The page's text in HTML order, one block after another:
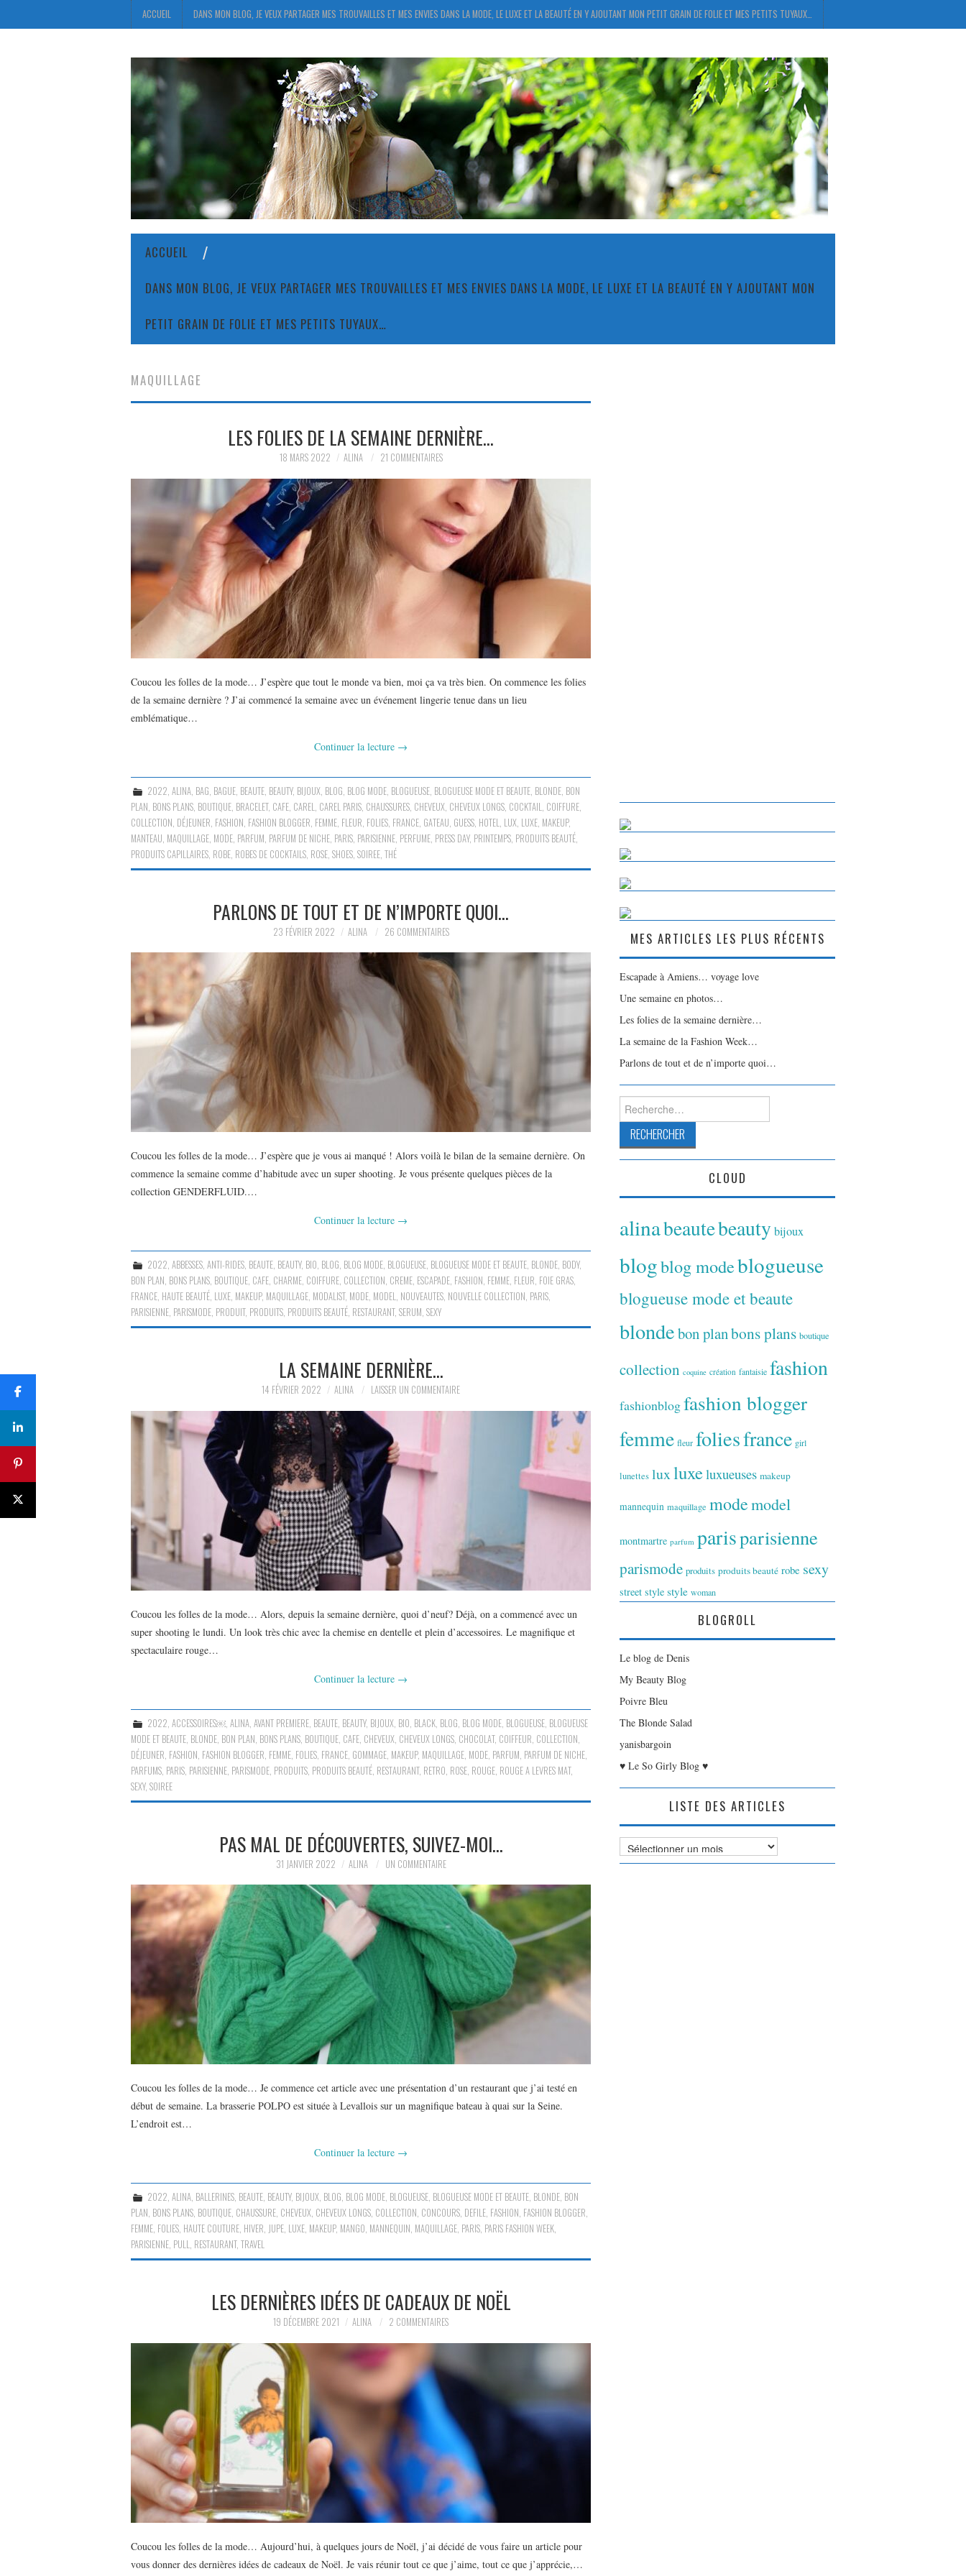
ACCUEIL DANS MON BLOG, JE VEUX PARTAGER MES TROUVAILLES ET MES ENVIES DANS LA MODE, LE LUXE ET LA BEAUTÉ EN Y AJOUTANT MON PETIT GRAIN DE FOLIE ET MES PETITS TUYAUX…
ACCUEIL
DANS MON BLOG, JE VEUX PARTAGER MES TROUVAILLES ET MES ENVIES DANS LA MODE, LE LUXE ET LA BEAUTÉ EN Y AJOUTANT MON
PETIT GRAIN DE FOLIE ET MES PETITS TUYAUX…
MAQUILLAGE
LES FOLIES DE LA SEMAINE DERNIÈRE…
18 MARS 2022 ALINA 21 COMMENTAIRES
Coucou les folles de la mode… J’espère que tout le monde va bien, moi ça va très bien. On commence les folies
de la semaine dernière ? J’ai commencé la semaine avec un événement lingerie tenue dans un lieu
emblématique…
Continuer la lecture →
2022 ,ALINA BAG BAGUE BEAUTE BEAUTY, BIJOUX BLOG BLOG MODE BLOGUEUSE BLOGUEUSE MODE ET BEAUTE BLONDE BON
PLAN BONS PLANS BOUTIQUE BRACELET, CAFE CAREL CAREL PARIS CHAUSSURES CHEVEUX CHEVEUX LONGS COCKTAIL COIFFURE
COLLECTION DÉJEUNER FASHION FASHION BLOGGER FEMME FLEUR FOLIES FRANCE GATEAU GUESS HOTEL LUX LUXE MAKEUP,
MANTEAU MAQUILLAGE MODE PARFUM PARFUM DE NICHE PARIS PARISIENNE PERFUME PRESS DAY, PRINTEMPS PRODUITS BEAUTÉ
PRODUITS CAPILLAIRES ROBE ROBES DE COCKTAILS ROSE SHOES SOIREE THÉ
PARLONS DE TOUT ET DE N’IMPORTE QUOI…
23 FÉVRIER 2022 ALINA 26 COMMENTAIRES
Coucou les folles de la mode… J’espère que je vous ai manqué ! Alors voilà le bilan de la semaine dernière. On
commence la semaine comme d’habitude avec un super shooting. Je vous présente quelques pièces de la
collection GENDERFLUID.…
Continuer la lecture →
2022,ABBESSES,ANTI-RIDES, BEAUTE, BEAUTY, BIO, BLOG, BLOG MODE, BLOGUEUSE, BLOGUEUSE MODE ET BEAUTE, BLONDE, BODY,
BON PLAN, BONS PLANS, BOUTIQUE, CAFE, CHARME, COIFFURE, COLLECTION, CREME, ESCAPADE, FASHION, FEMME, FLEUR, FOIE GRAS,
FRANCE, HAUTE BEAUTÉ, LUXE, MAKEUP, MAQUILLAGE, MODALIST, MODE, MODEL, NOUVEAUTES, NOUVELLE COLLECTION, PARIS,
PARISIENNE, PARISMODE, PRODUIT, PRODUITS, PRODUITS BEAUTÉ, RESTAURANT, SERUM, SEXY
LA SEMAINE DERNIÈRE…
14 FÉVRIER 2022 ALINA LAISSER UN COMMENTAIRE
Coucou les folles de la mode… Alors, depuis la semaine dernière, quoi d’neuf? Déjà, on a commencé avec un
super shooting le lundi. Un look très chic avec la chemise en dentelle et plein d’accessoires. Le magnifique et
spectaculaire rouge…
Continuer la lecture →
2022 ,ACCESSOIRES￼ ,ALINA ,AVANT PREMIERE BEAUTE BEAUTY, BIJOUX BIO BLACK BLOG BLOG MODE BLOGUEUSE BLOGUEUSE
MODE ET BEAUTE BLONDE BON PLAN BONS PLANS BOUTIQUE CAFE CHEVEUX CHEVEUX LONGS CHOCOLAT, COIFFEUR COLLECTION
DÉJEUNER FASHION FASHION BLOGGER FEMME FOLIES FRANCE GOMMAGE MAKEUP, MAQUILLAGE MODE PARFUM PARFUM DE NICHE
PARFUMS PARIS PARISIENNE PARISMODE PRODUITS PRODUITS BEAUTÉ RESTAURANT, RETRO ROSE ROUGE ROUGE A LEVRES MAT,
SEXY, SOIREE
PAS MAL DE DÉCOUVERTES, SUIVEZ-MOI…
31 JANVIER 2022 ALINA UN COMMENTAIRE
Coucou les folles de la mode… Je commence cet article avec une présentation d’un restaurant que j’ai testé en
début de semaine. La brasserie POLPO est située à Levallois sur un magnifique bateau à quai sur la Seine.
L’endroit est…
Continuer la lecture →
2022,ALINA, BALLERINES, BEAUTE, BEAUTY, BIJOUX, BLOG, BLOG MODE, BLOGUEUSE, BLOGUEUSE MODE ET BEAUTE, BLONDE, BON
PLAN, BONS PLANS, BOUTIQUE, CHAUSSURE, CHEVEUX, CHEVEUX LONGS, COLLECTION, CONCOURS, DEFILE, FASHION, FASHION BLOGGER,
FEMME, FOLIES, HAUTE COUTURE, HIVER, JUPE, LUXE, MAKEUP, MANGO, MANNEQUIN, MAQUILLAGE, PARIS, PARIS FASHION WEEK,
PARISIENNE, PULL, RESTAURANT, TRAVEL
LES DERNIÈRES IDÉES DE CADEAUX DE NOËL
19 DÉCEMBRE 2021 ALINA 2 COMMENTAIRES
Coucou les folles de la mode… Aujourd’hui, à quelques jours de Noël, j’ai décidé de vous faire un article pour
vous donner des dernières idées de cadeaux de Noël. Je vais réunir tout ce que j’aime, tout ce que j’apprécie,…
MES ARTICLES LES PLUS RÉCENTS
Escapade à Amiens… voyage love
Une semaine en photos…
Les folies de la semaine dernière…
La semaine de la Fashion Week…
Parlons de tout et de n’importe quoi…
Rechercher :
CLOUD
alinabeautebeauty bijoux
blogblog modeblogueuse
blogueuse mode et beaute
blondebon planbons plans boutique
collection coquine création fantaisie fashion
fashionblogfashion blogger
femme fleur foliesfrance girl
lunettes luxluxeluxueuses makeup
mannequin maquillage modemodel
montmartre parfum parisparisienne
parismode produits produits beauté robe sexy
street style style woman
BLOGROLL
Le blog de Denis
My Beauty Blog
Poivre Bleu
The Blonde Salad
yanisbargoin
♥ Le So Girly Blog ♥
LISTE DES ARTICLES
Liste
des